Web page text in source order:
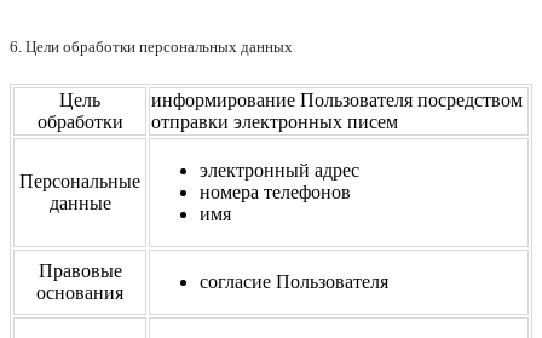
6. Цели обработки персональных данных
Цель
обработки
информирование Пользователя посредством
отправки электронных писем
Персональные
данные
электронный адрес
номера телефонов
имя
Правовые
основания
согласие Пользователя